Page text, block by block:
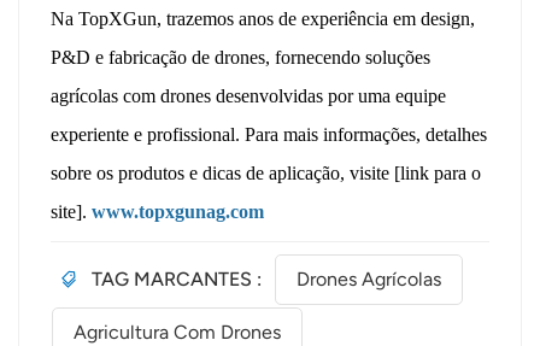
Na TopXGun, trazemos anos de experiência em design,
P&D e fabricação de drones, fornecendo soluções
agrícolas com drones desenvolvidas por uma equipe
experiente e profissional. Para mais informações, detalhes
sobre os produtos e dicas de aplicação, visite [link para o
site].www.topxgunag.com
TAG MARCANTES : Drones Agrícolas
Agricultura Com Drones